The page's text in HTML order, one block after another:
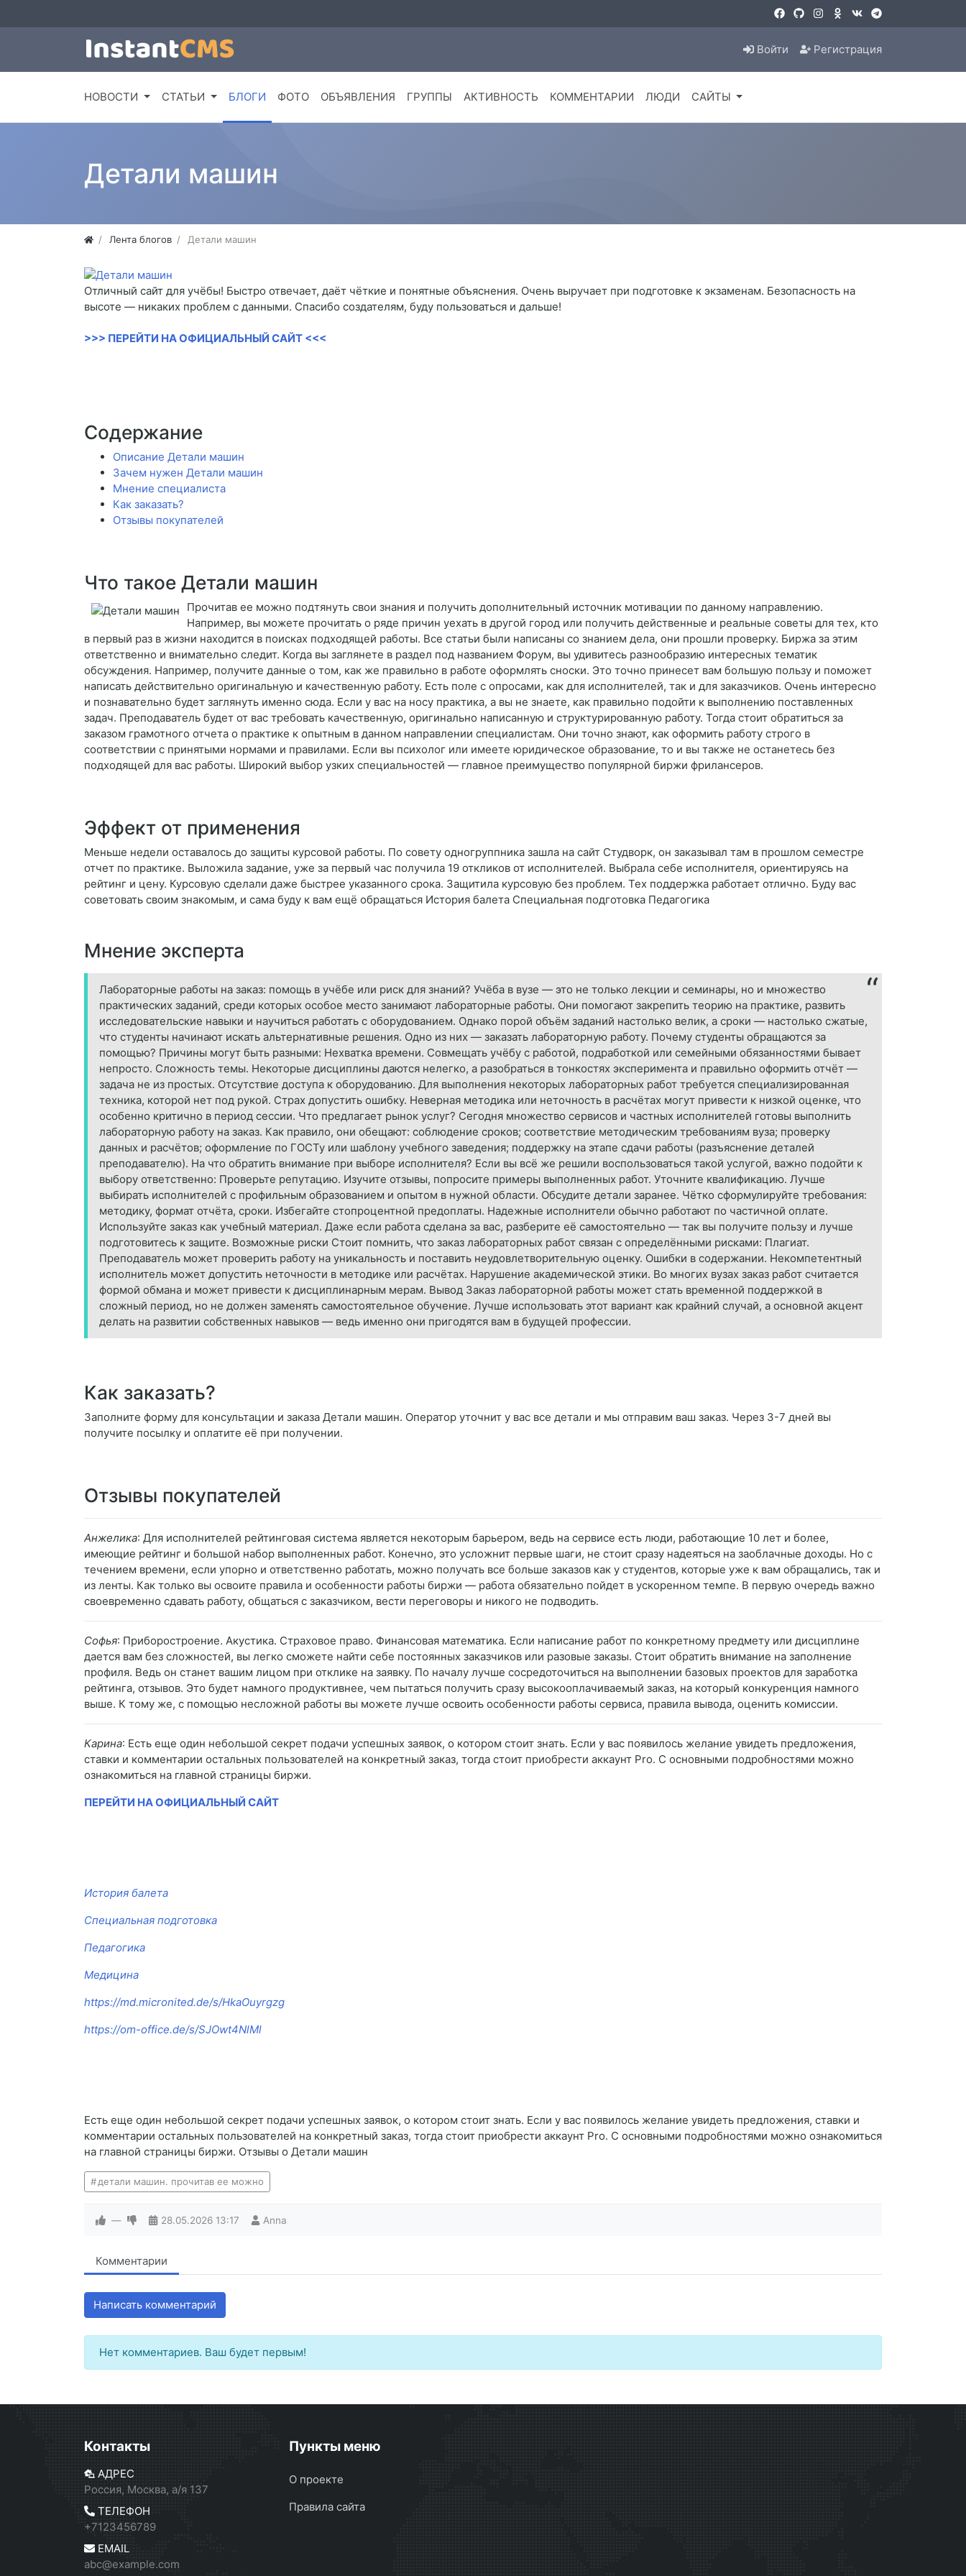
Войти Регистрация
НОВОСТИ СТАТЬИ БЛОГИ ФОТО ОБЪЯВЛЕНИЯ ГРУППЫ АКТИВНОСТЬ КОММЕНТАРИИ ЛЮДИ САЙТЫ
Детали машин
Лента блогов Детали машин
Отличный сайт для учёбы! Быстро отвечает, даёт чёткие и понятные объяснения. Очень выручает при подготовке к экзаменам. Безопасность на
высоте — никаких проблем с данными. Спасибо создателям, буду пользоваться и дальше!
>>> ПЕРЕЙТИ НА ОФИЦИАЛЬНЫЙ САЙТ <<<
Содержание
Описание Детали машин
Зачем нужен Детали машин
Мнение специалиста
Как заказать?
Отзывы покупателей
Что такое Детали машин
Прочитав ее можно подтянуть свои знания и получить дополнительный источник мотивации по данному направлению.
Например, вы можете прочитать о ряде причин уехать в другой город или получить действенные и реальные советы для тех, кто
в первый раз в жизни находится в поисках подходящей работы. Все статьи были написаны со знанием дела, они прошли проверку. Биржа за этим
ответственно и внимательно следит. Когда вы заглянете в раздел под названием Форум, вы удивитесь разнообразию интересных тематик
обсуждения. Например, получите данные о том, как же правильно в работе оформлять сноски. Это точно принесет вам большую пользу и поможет
написать действительно оригинальную и качественную работу. Есть поле с опросами, как для исполнителей, так и для заказчиков. Очень интересно
и познавательно будет заглянуть именно сюда. Если у вас на носу практика, а вы не знаете, как правильно подойти к выполнению поставленных
задач. Преподаватель будет от вас требовать качественную, оригинально написанную и структурированную работу. Тогда стоит обратиться за
заказом грамотного отчета о практике к опытным в данном направлении специалистам. Они точно знают, как оформить работу строго в
соответствии с принятыми нормами и правилами. Если вы психолог или имеете юридическое образование, то и вы также не останетесь без
подходящей для вас работы. Широкий выбор узких специальностей — главное преимущество популярной биржи фрилансеров.
Эффект от применения
Меньше недели оставалось до защиты курсовой работы. По совету одногруппника зашла на сайт Студворк, он заказывал там в прошлом семестре
отчет по практике. Выложила задание, уже за первый час получила 19 откликов от исполнителей. Выбрала себе исполнителя, ориентируясь на
рейтинг и цену. Курсовую сделали даже быстрее указанного срока. Защитила курсовую без проблем. Тех поддержка работает отлично. Буду вас
советовать своим знакомым, и сама буду к вам ещё обращаться История балета Специальная подготовка Педагогика
Мнение эксперта
Лабораторные работы на заказ: помощь в учёбе или риск для знаний? Учёба в вузе — это не только лекции и семинары, но и множество
практических заданий, среди которых особое место занимают лабораторные работы. Они помогают закрепить теорию на практике, развить
исследовательские навыки и научиться работать с оборудованием. Однако порой объём заданий настолько велик, а сроки — настолько сжатые,
что студенты начинают искать альтернативные решения. Одно из них — заказать лабораторную работу. Почему студенты обращаются за
помощью? Причины могут быть разными: Нехватка времени. Совмещать учёбу с работой, подработкой или семейными обязанностями бывает
непросто. Сложность темы. Некоторые дисциплины даются нелегко, а разобраться в тонкостях эксперимента и правильно оформить отчёт —
задача не из простых. Отсутствие доступа к оборудованию. Для выполнения некоторых лабораторных работ требуется специализированная
техника, которой нет под рукой. Страх допустить ошибку. Неверная методика или неточность в расчётах могут привести к низкой оценке, что
особенно критично в период сессии. Что предлагает рынок услуг? Сегодня множество сервисов и частных исполнителей готовы выполнить
лабораторную работу на заказ. Как правило, они обещают: соблюдение сроков; соответствие методическим требованиям вуза; проверку
данных и расчётов; оформление по ГОСТу или шаблону учебного заведения; поддержку на этапе сдачи работы (разъяснение деталей
преподавателю). На что обратить внимание при выборе исполнителя? Если вы всё же решили воспользоваться такой услугой, важно подойти к
выбору ответственно: Проверьте репутацию. Изучите отзывы, попросите примеры выполненных работ. Уточните квалификацию. Лучше
выбирать исполнителей с профильным образованием и опытом в нужной области. Обсудите детали заранее. Чётко сформулируйте требования:
методику, формат отчёта, сроки. Избегайте стопроцентной предоплаты. Надежные исполнители обычно работают по частичной оплате.
Используйте заказ как учебный материал. Даже если работа сделана за вас, разберите её самостоятельно — так вы получите пользу и лучше
подготовитесь к защите. Возможные риски Стоит помнить, что заказ лабораторных работ связан с определёнными рисками: Плагиат.
Преподаватель может проверить работу на уникальность и поставить неудовлетворительную оценку. Ошибки в содержании. Некомпетентный
исполнитель может допустить неточности в методике или расчётах. Нарушение академической этики. Во многих вузах заказ работ считается
формой обмана и может привести к дисциплинарным мерам. Вывод Заказ лабораторной работы может стать временной поддержкой в
сложный период, но не должен заменять самостоятельное обучение. Лучше использовать этот вариант как крайний случай, а основной акцент
делать на развитии собственных навыков — ведь именно они пригодятся вам в будущей профессии.
Как заказать?
Заполните форму для консультации и заказа Детали машин. Оператор уточнит у вас все детали и мы отправим ваш заказ. Через 3-7 дней вы
получите посылку и оплатите её при получении.
Отзывы покупателей
Анжелика: Для исполнителей рейтинговая система является некоторым барьером, ведь на сервисе есть люди, работающие 10 лет и более,
имеющие рейтинг и большой набор выполненных работ. Конечно, это усложнит первые шаги, не стоит сразу надеяться на заоблачные доходы. Но с
течением времени, если упорно и ответственно работать, можно получать все больше заказов как у студентов, которые уже к вам обращались, так и
из ленты. Как только вы освоите правила и особенности работы биржи — работа обязательно пойдет в ускоренном темпе. В первую очередь важно
своевременно сдавать работу, общаться с заказчиком, вести переговоры и никого не подводить.
Софья: Приборостроение. Акустика. Страховое право. Финансовая математика. Если написание работ по конкретному предмету или дисциплине
дается вам без сложностей, вы легко сможете найти себе постоянных заказчиков или разовые заказы. Стоит обратить внимание на заполнение
профиля. Ведь он станет вашим лицом при отклике на заявку. По началу лучше сосредоточиться на выполнении базовых проектов для заработка
рейтинга, отзывов. Это будет намного продуктивнее, чем пытаться получить сразу высокооплачиваемый заказ, на который конкуренция намного
выше. К тому же, с помощью несложной работы вы можете лучше освоить особенности работы сервиса, правила вывода, оценить комиссии.
Карина: Есть еще один небольшой секрет подачи успешных заявок, о котором стоит знать. Если у вас появилось желание увидеть предложения,
ставки и комментарии остальных пользователей на конкретный заказ, тогда стоит приобрести аккаунт Pro. С основными подробностями можно
ознакомиться на главной страницы биржи.
ПЕРЕЙТИ НА ОФИЦИАЛЬНЫЙ САЙТ
История балета
Специальная подготовка
Педагогика
Медицина
https://md.micronited.de/s/HkaOuyrgzg
https://om-office.de/s/SJOwt4NlMl
Есть еще один небольшой секрет подачи успешных заявок, о котором стоит знать. Если у вас появилось желание увидеть предложения, ставки и
комментарии остальных пользователей на конкретный заказ, тогда стоит приобрести аккаунт Pro. С основными подробностями можно ознакомиться
на главной страницы биржи. Отзывы о Детали машин
детали машин. прочитав ее можно
— 28.05.2026 13:17 Anna
Комментарии
Написать комментарий
Нет комментариев. Ваш будет первым!
Контакты
АДРЕС
Россия, Москва, а/я 137
ТЕЛЕФОН
+7123456789
EMAIL
abc@example.com
Пункты меню
О проекте
Правила сайта